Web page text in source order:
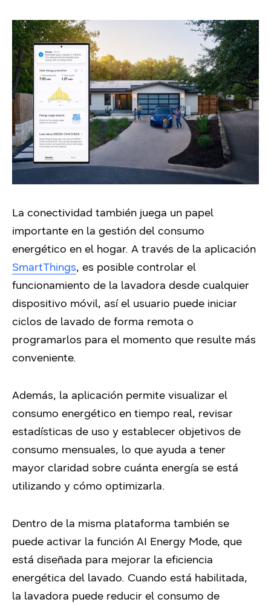
La conectividad también juega un papel
importante en la gestión del consumo
energético en el hogar. A través de la aplicación
SmartThings, es posible controlar el
funcionamiento de la lavadora desde cualquier
dispositivo móvil, así el usuario puede iniciar
ciclos de lavado de forma remota o
programarlos para el momento que resulte más
conveniente.
Además, la aplicación permite visualizar el
consumo energético en tiempo real, revisar
estadísticas de uso y establecer objetivos de
consumo mensuales, lo que ayuda a tener
mayor claridad sobre cuánta energía se está
utilizando y cómo optimizarla.
Dentro de la misma plataforma también se
puede activar la función AI Energy Mode, que
está diseñada para mejorar la eficiencia
energética del lavado. Cuando está habilitada,
la lavadora puede reducir el consumo de